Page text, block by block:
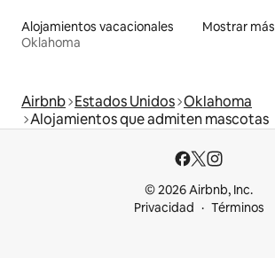
Alojamientos vacacionales
Oklahoma
Mostrar más
Airbnb Estados Unidos Oklahoma
Alojamientos que admiten mascotas
© 2026 Airbnb, Inc.
Privacidad
Términos